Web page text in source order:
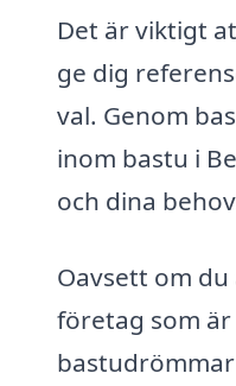
Det är viktigt
ge dig
val. Genom
inom bastu i
och dina
Oavsett om
företag som